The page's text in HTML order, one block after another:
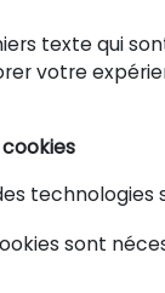
texte qui
votre
sont